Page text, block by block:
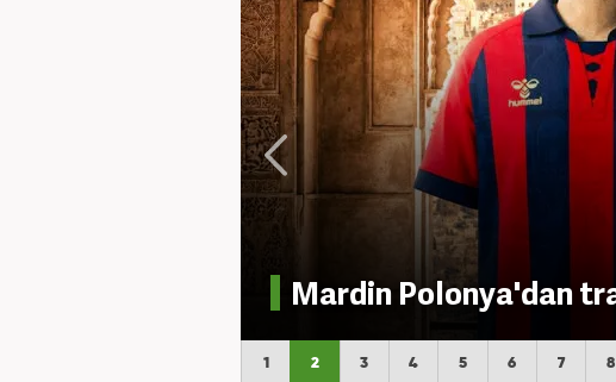
Mardin Polonya'dan
1 2 3 4 5 6 7 8